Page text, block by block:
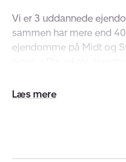
Vi er 3 uddannede
sammen har mere end
ejendomme på Midt og
Det er ofte en stor